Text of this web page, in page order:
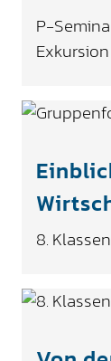
P-
Exkursion
8.